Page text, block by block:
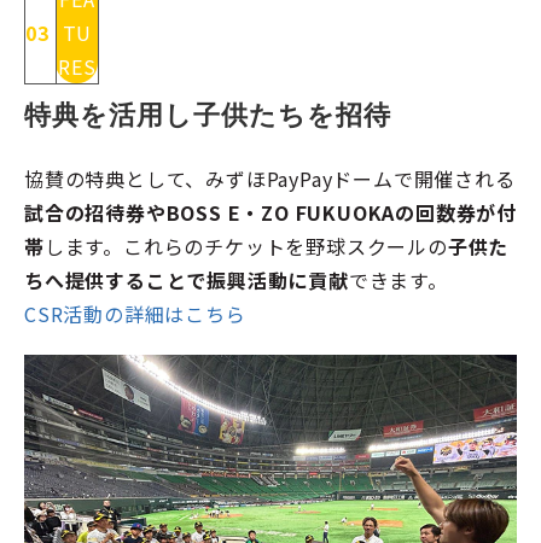
03 TU
RES
特典を活用し子供たちを招待
協賛の特典として、みずほPayPayドームで開催される
試合の招待券やBOSS E・ZO FUKUOKAの回数券が付
帯します。これらのチケットを野球スクールの子供た
ちへ提供することで振興活動に貢献できます。
CSR活動の詳細はこちら